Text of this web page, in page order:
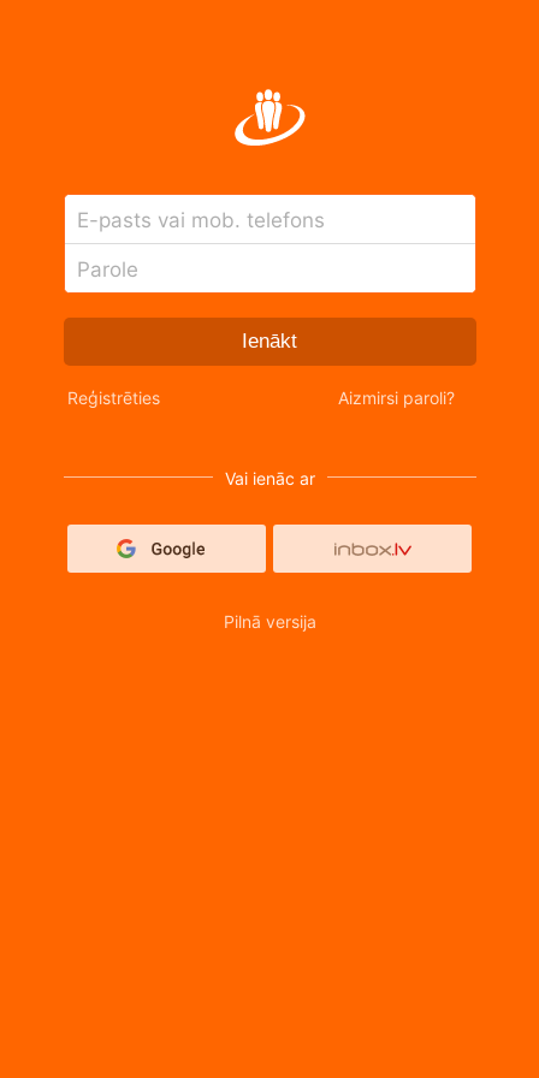
E-pasts vai mob. telefons
Parole
Ienākt
Reģistrēties Aizmirsi paroli?
Vai ienāc ar
Pilnā versija